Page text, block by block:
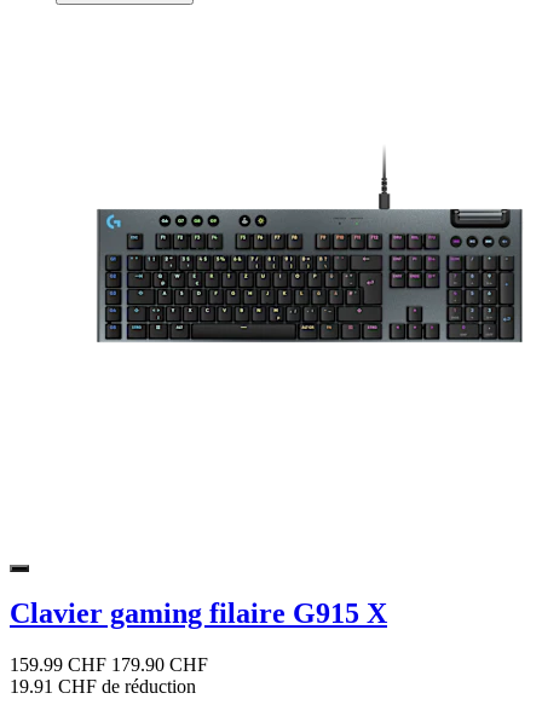
Clavier gaming filaire G915 X
159.99 CHF 179.90 CHF
19.91 CHF de réduction